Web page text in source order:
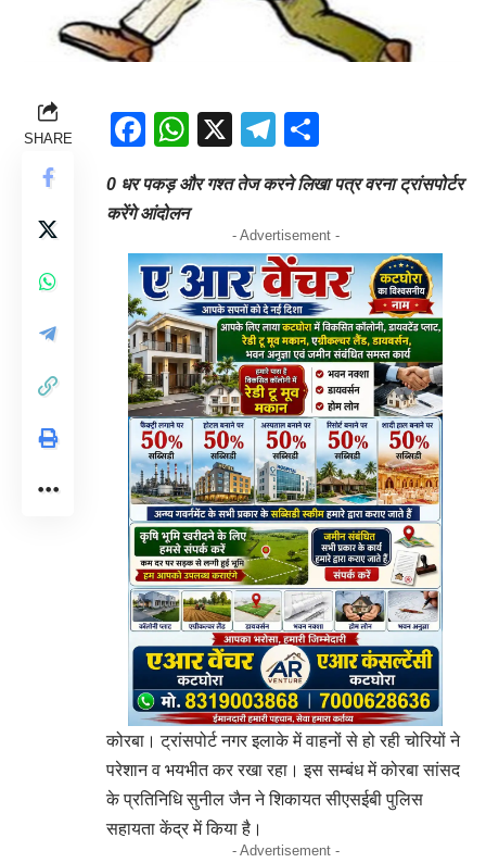
SHARE Facebook
WhatsApp
X Telegram
0 धर पकड़ और गश्त तेज करने लिखा पत्र वरना ट्रांसपोर्टर
करेंगे आंदोलन
- Advertisement -
कोरबा। ट्रांसपोर्ट नगर इलाके में वाहनों से हो रही चोरियों ने
परेशान व भयभीत कर रखा रहा। इस सम्बंध में कोरबा सांसद
के प्रतिनिधि सुनील जैन ने शिकायत सीएसईबी पुलिस
सहायता केंद्र में किया है।
- Advertisement -